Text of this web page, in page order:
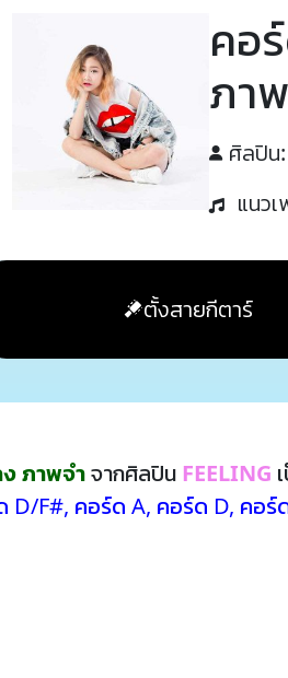
คอ
ภา
ศิลปิน:
แนว
ตั้งสายกีตาร์
ภาพจำจากศิลปิน FEELING
D/F#, คอร์ด A, คอร์ด D, คอร์